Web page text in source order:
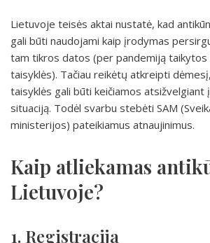
Lietuvoje teisės aktai nustatė, kad
gali būti naudojami kaip įrodymas
tam tikros datos (per pandemiją taikytos
taisyklės). Tačiau reikėtų atkreipti
taisyklės gali būti keičiamos atsižvelgiant
situaciją. Todėl svarbu stebėti SAM
ministerijos) pateikiamus atnaujinimus.
Kaip atliekamas
Lietuvoje?
1. Registracija